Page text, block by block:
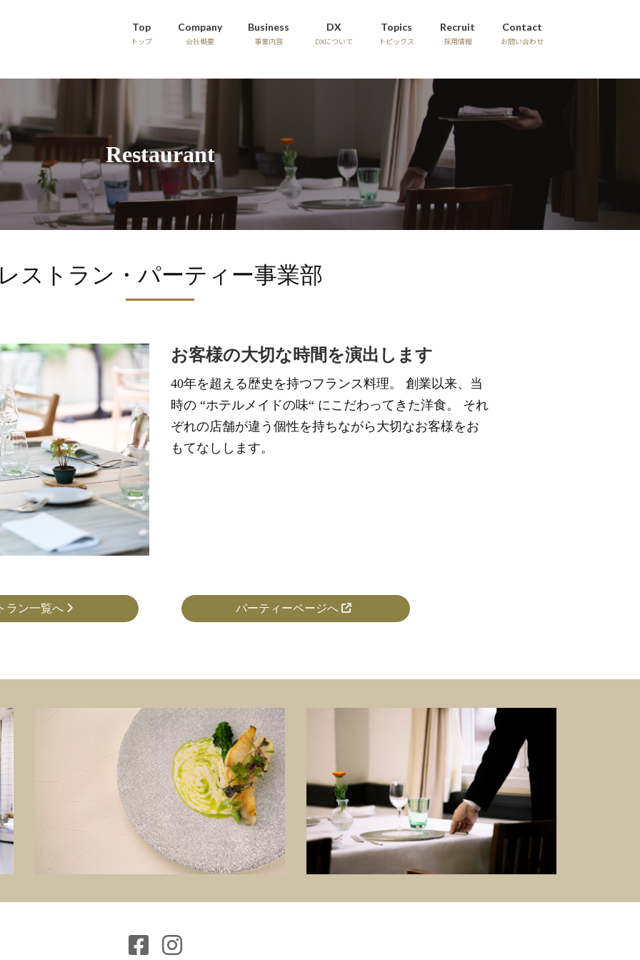
Top
トップ
Company
会社概要
Business
事業内容
DX
DXについて
Topics
トピックス
Recruit
採用情報
Contact
お問い合わせ
Restaurant
ストラン・パーティー事業部
お客様の大切な時間を演出します
40年を超える歴史を持つフランス料理。 創業以来、当
時の “ホテルメイドの味“ にこだわってきた洋食。 それ
ぞれの店舗が違う個性を持ちながら大切なお客様をお
もてなしします。
ラン一覧へ パーティーページへ